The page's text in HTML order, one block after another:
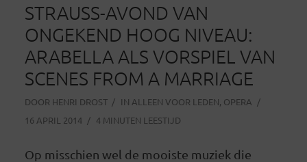
STRAUSS-AVOND VAN
ONGEKEND HOOG NIVEAU:
ARABELLA ALS VORSPIEL VAN
SCENES FROM A MARRIAGE
DOOR HENRI DROST IN ALLEEN VOOR LEDEN, OPERA
16 APRIL 2014
4 MINUTEN LEESTIJD
Op misschien wel de mooiste muziek die